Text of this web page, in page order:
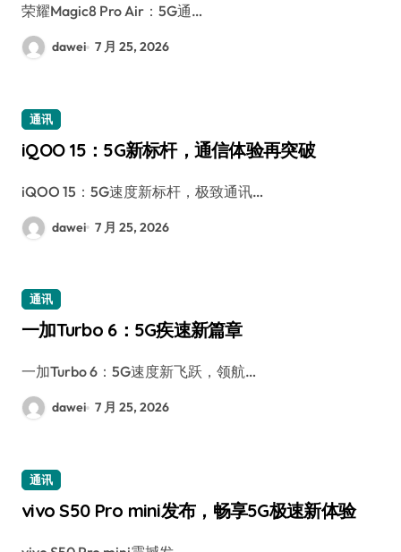
荣耀Magic8 Pro Air：5G通…
dawei 7 月 25, 2026
通讯
iQOO 15：5G新标杆，通信体验再突破
iQOO 15：5G速度新标杆，极致通讯…
dawei 7 月 25, 2026
通讯
一加Turbo 6：5G疾速新篇章
一加Turbo 6：5G速度新飞跃，领航…
dawei 7 月 25, 2026
通讯
vivo S50 Pro mini发布，畅享5G极速新体验